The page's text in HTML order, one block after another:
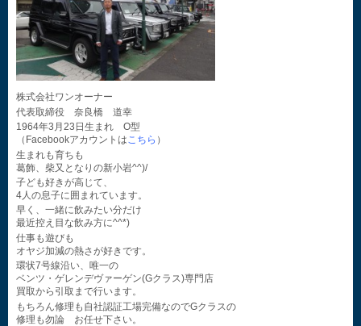
株式会社ワンオーナー
代表取締役 奈良橋 道幸
1964年3月23日生まれ O型
（Facebookアカウントはこちら ）
生まれも育ちも
葛飾、柴又となりの新小岩^^)/
子ども好きが高じて、
4人の息子に囲まれています。
早く、一緒に飲みたい分だけ
最近控え目な飲み方に^^*)
仕事も遊びも
オヤジ加減の熱さが好きです。
環状7号線沿い、唯一の
ベンツ・ゲレンデヴァーゲン(Gクラス)専門店
買取から引取まで行います。
もちろん修理も自社認証工場完備なのでGクラスの
修理も勿論 お任せ下さい。